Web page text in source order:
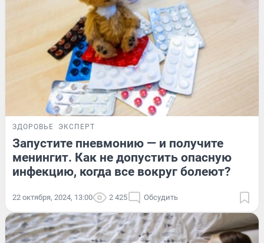
ЗДОРОВЬЕ ЭКСПЕРТ
Запустите пневмонию — и получите
менингит. Как не допустить опасную
инфекцию, когда все вокруг болеют?
22 октября, 2024, 13:00 2 425 Обсудить